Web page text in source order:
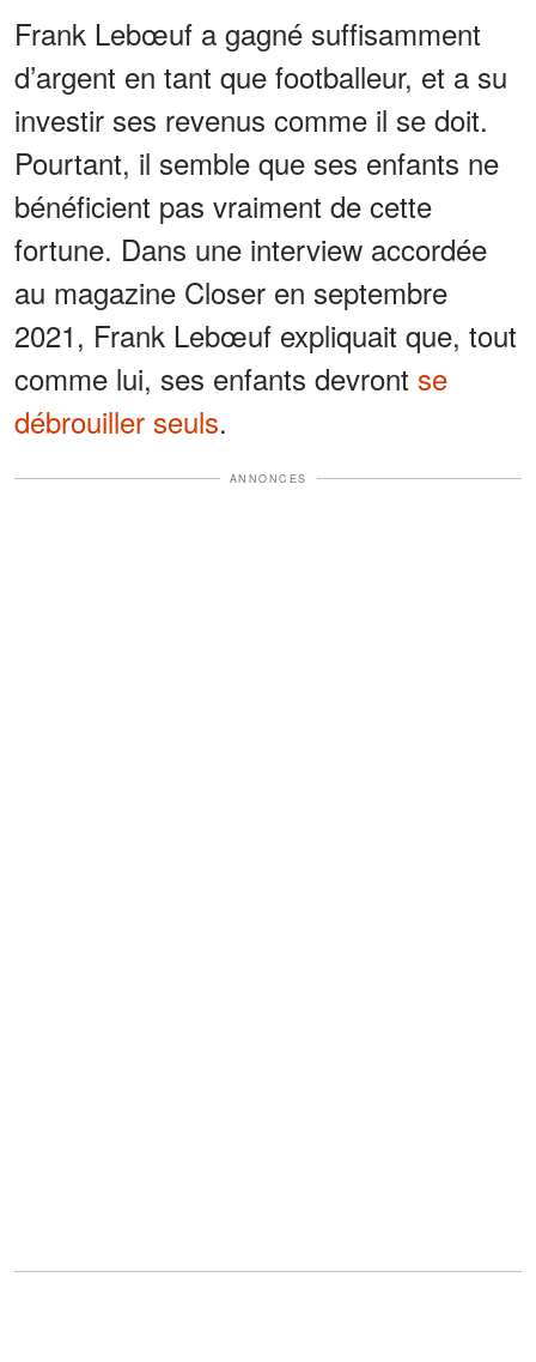
Frank Lebœuf a gagné suffisamment
d’argent en tant que footballeur, et a su
investir ses revenus comme il se doit.
Pourtant, il semble que ses enfants ne
bénéficient pas vraiment de cette
fortune. Dans une interview accordée
au magazine Closer en septembre
2021, Frank Lebœuf expliquait que, tout
comme lui, ses enfants devront se
débrouiller seuls.
ANNONCES